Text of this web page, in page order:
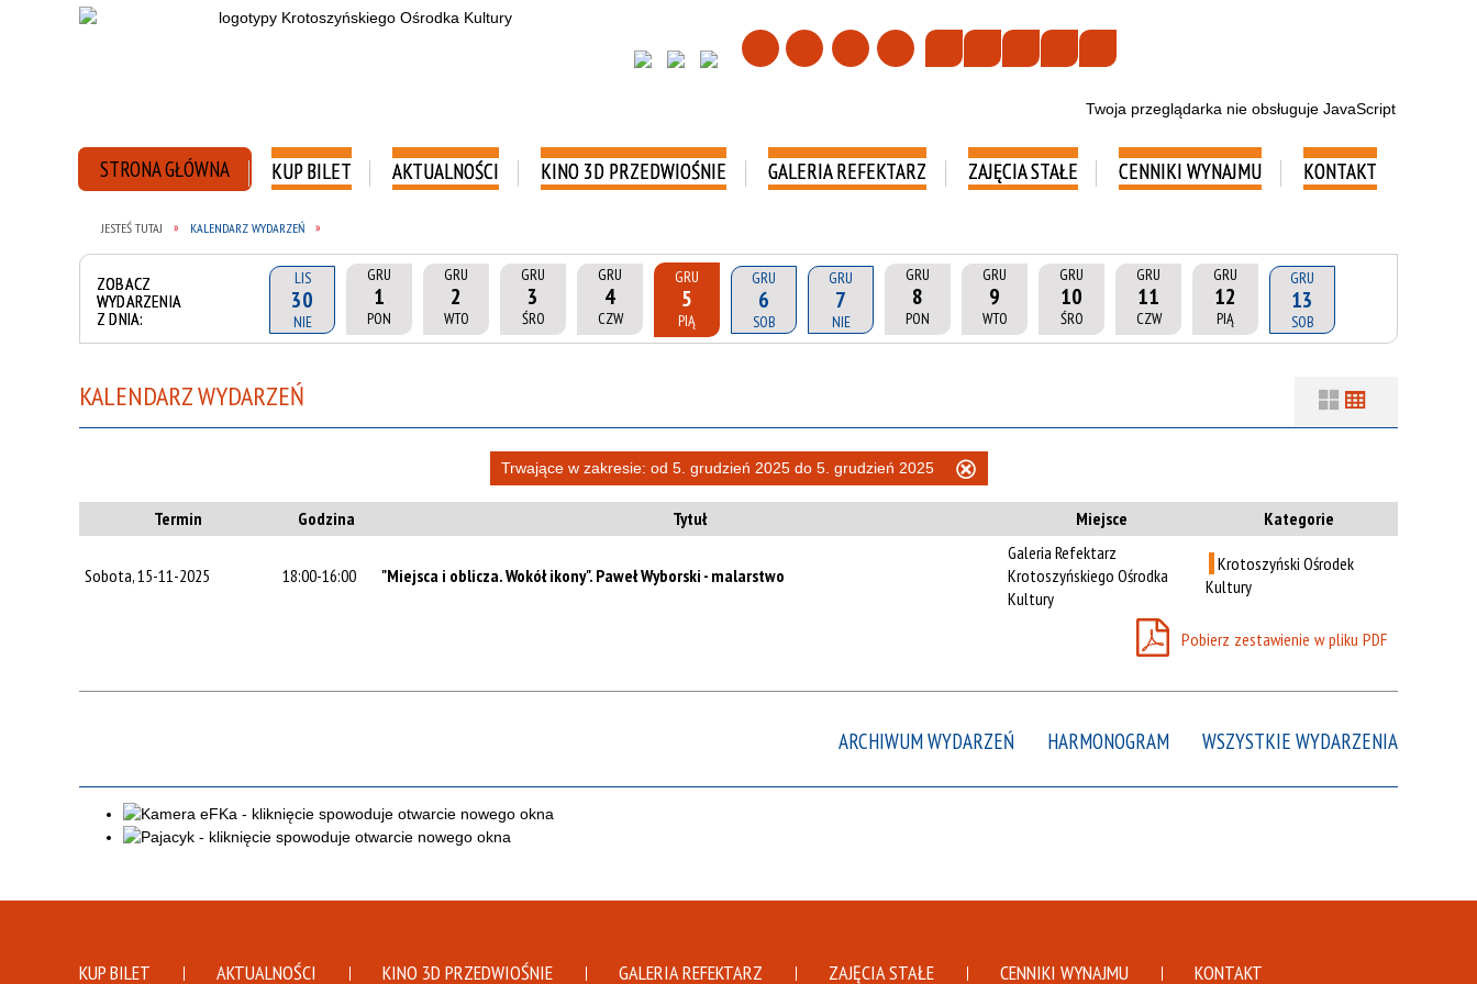
Twoja przeglądarka nie obsługuje JavaScript
STRONA GŁÓWNA KUP BILET AKTUALNOŚCI KINO 3D PRZEDWIOŚNIE GALERIA REFEKTARZ ZAJĘCIA STAŁE CENNIKI WYNAJMU KONTAKT
JESTEŚ TUTAJ KALENDARZ WYDARZEŃ
ZOBACZ
WYDARZENIA
Z DNIA:
LIS
30
NIE
GRU
1
PON
GRU
2
WTO
GRU
3
ŚRO
GRU
4
CZW
GRU
5
PIĄ
GRU
6
SOB
GRU
7
NIE
GRU
8
PON
GRU
9
WTO
GRU
10
ŚRO
GRU
11
CZW
GRU
12
PIĄ
GRU
13
SOB
KALENDARZ WYDARZEŃ Filtry
Kategoria
Trwające w
Promowane
Trwające w zakresie: od 5. grudzień 2025 do 5. grudzień 2025
Termin Godzina Tytuł Miejsce Kategorie
Sobota, 15-11-2025 18:00-16:00 "Miejsca i oblicza. Wokół ikony". Paweł Wyborski - malarstwo
Galeria Refektarz
Krotoszyńskiego Ośrodka
Kultury
Krotoszyński Ośrodek
Kultury
Pobierz zestawienie w pliku PDF
WSZYSTKIE WYDARZENIA
HARMONOGRAM
ARCHIWUM WYDARZEŃ
KUP BILET AKTUALNOŚCI KINO 3D PRZEDWIOŚNIE GALERIA REFEKTARZ ZAJĘCIA STAŁE CENNIKI WYNAJMU KONTAKT